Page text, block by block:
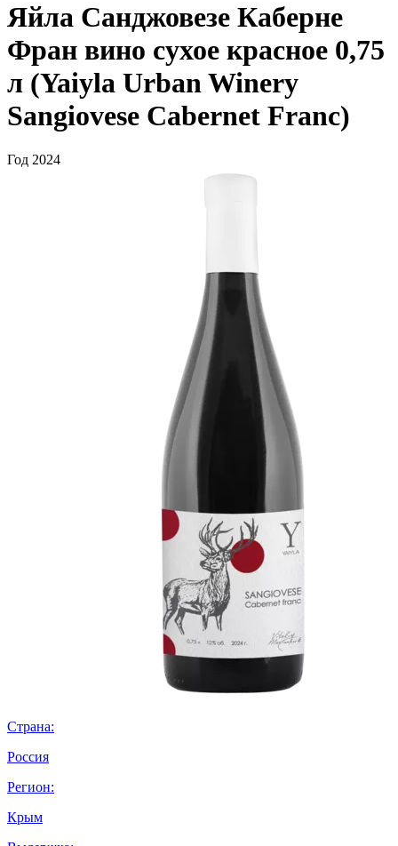
Яйла Санджовезе Каберне
Фран вино сухое красное 0,75
л (Yaiyla Urban Winery
Sangiovese Cabernet Franc)
Год 2024
Страна:
Россия
Регион:
Крым